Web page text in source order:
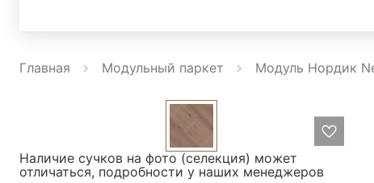
Главная Модульный паркет Модуль Нордик
Наличие сучков на фото (селекция) может
отличаться, подробности у наших менеджеров